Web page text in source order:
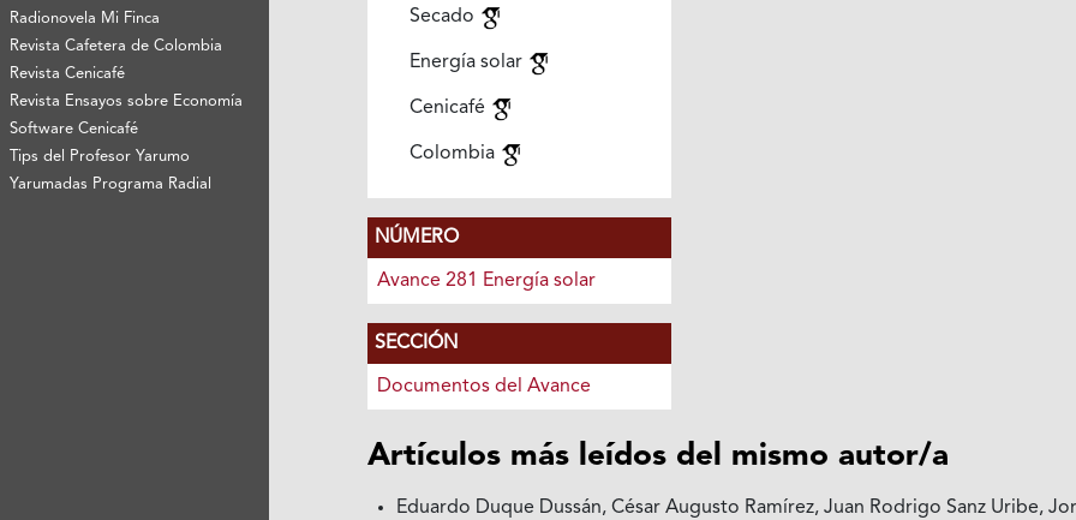
Radionovela Mi Finca
Revista Cafetera de Colombia
Revista Cenicafé
Revista Ensayos sobre Economía
Software Cenicafé
Tips del Profesor Yarumo
Yarumadas Programa Radial
Secado
Energía solar
Cenicafé
Colombia
NÚMERO
Avance 281 Energía solar
SECCIÓN
Documentos del Avance
Artículos más leídos del mismo autor/a
Eduardo Duque Dussán, César Augusto Ramírez, Juan Rodrigo Sanz Uribe,